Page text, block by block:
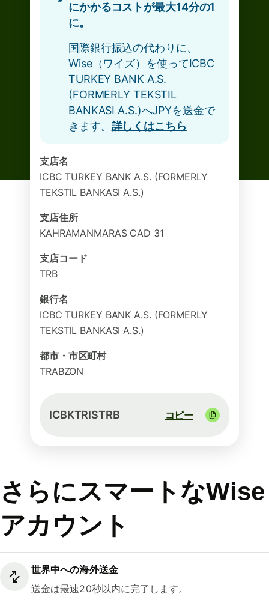
にかかるコストが最大14分の1
に。
国際銀行振込の代わりに、
Wise（ワイズ）を使ってICBC
TURKEY BANK A.S.
(FORMERLY TEKSTIL
BANKASI A.S.)へJPYを送金で
きます。 詳しくはこちら
支店名
ICBC TURKEY BANK A.S. (FORMERLY
TEKSTIL BANKASI A.S.)
支店住所
KAHRAMANMARAS CAD 31
支店コード
TRB
銀行名
ICBC TURKEY BANK A.S. (FORMERLY
TEKSTIL BANKASI A.S.)
都市・市区町村
TRABZON
ICBKTRISTRB コピー
さらにスマートなWise
アカウント
世界中への海外送金
送金は最速20秒以内に完了します。